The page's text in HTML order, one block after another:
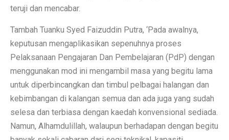
teruji dan mencabar.
Tambah Tuanku Syed Faizuddin Putra, ‘Pada awalnya,
keputusan mengaplikasikan sepenuhnya proses
Pelaksanaan Pengajaran Dan Pembelajaran (PdP) dengan
menggunakan mod ini mengambil masa yang begitu lama
untuk diperbincangkan dan timbul pelbagai halangan dan
kebimbangan di kalangan semua dan ada juga yang sudah
selesa dan terbiasa dengan kaedah konvensional sediada.
Namun, Alhamdulillah, walaupun berhadapan dengan begitu